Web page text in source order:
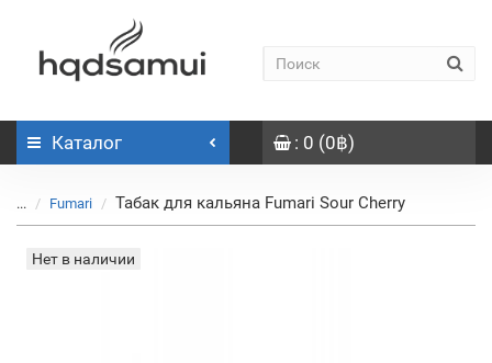
Каталог : 0 (0฿)
... Fumari Табак для кальяна Fumari Sour Cherry
Нет в наличии